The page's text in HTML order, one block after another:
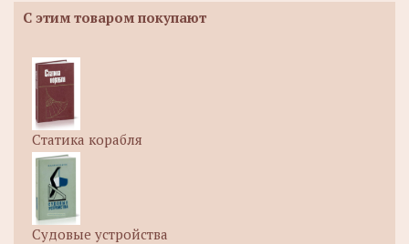
С этим товаром покупают
Статика корабля
Судовые устройства